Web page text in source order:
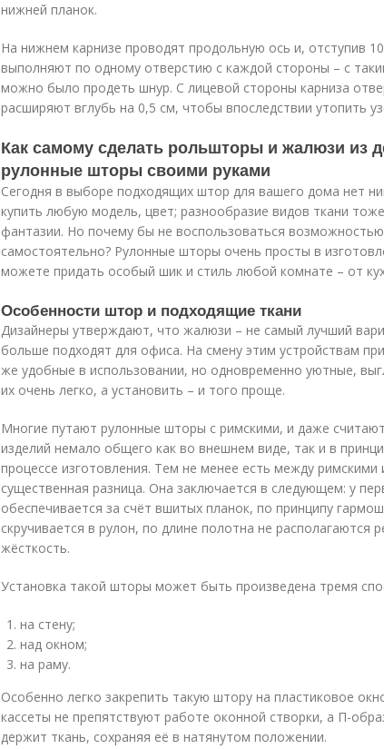
нижней планок.
На нижнем карнизе проводят продольную ось и, отступив
выполняют по одному отверстию с каждой стороны – с
можно было продеть шнур. С лицевой стороны карниза
расширяют вглубь на 0,5 см, чтобы впоследствии утопить
Как самому сделать рольшторы и жалюзи из
рулонные шторы своими руками
Сегодня в выборе подходящих штор для вашего дома нет
купить любую модель, цвет; разнообразие видов ткани
фантазии. Но почему бы не воспользоваться
самостоятельно? Рулонные шторы очень просты в
можете придать особый шик и стиль любой комнате – от
Особенности штор и подходящие ткани
Дизайнеры утверждают, что жалюзи – не самый лучший
больше подходят для офиса. На смену этим устройствам
же удобные в использовании, но одновременно уютные,
их очень легко, а установить – и того проще.
Многие путают рулонные шторы с римскими, и даже
изделий немало общего как во внешнем виде, так и в
процессе изготовления. Тем не менее есть между
существенная разница. Она заключается в следующем: у
обеспечивается за счёт вшитых планок, по принципу
скручивается в рулон, по длине полотна не располагаются
жёсткость.
Установка такой шторы может быть произведена тремя
на стену;
над окном;
на раму.
Особенно легко закрепить такую штору на пластиковое
кассеты не препятствуют работе оконной створки, а П-
держит ткань, сохраняя её в натянутом положении.